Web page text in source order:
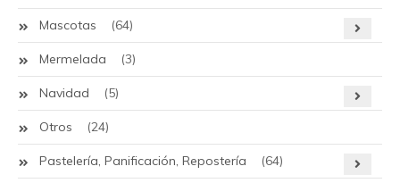
Mascotas (64)
Mermelada (3)
Navidad (5)
Otros (24)
Pastelería, Panificación, Repostería (64)